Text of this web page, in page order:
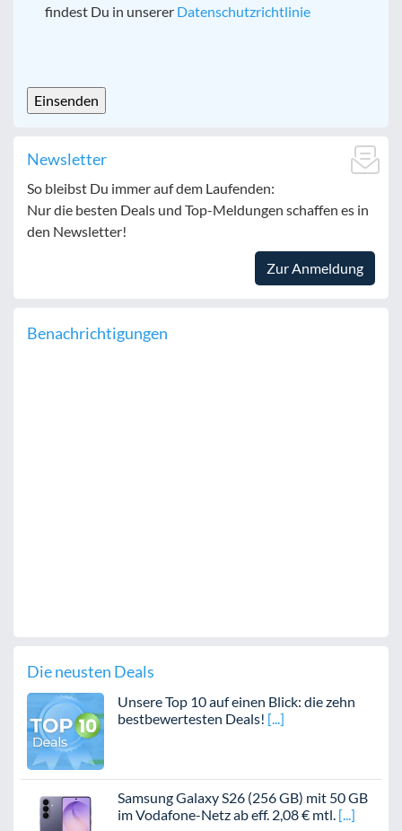
findest Du in unserer Datenschutzrichtlinie
Newsletter
So bleibst Du immer auf dem Laufenden:
Nur die besten Deals und Top-Meldungen schaffen es in
den Newsletter!
Zur Anmeldung
Benachrichtigungen
Die neusten Deals
Unsere Top 10 auf einen Blick: die zehn
bestbewertesten Deals!
Samsung Galaxy S26 (256 GB) mit 50 GB
im Vodafone-Netz ab eff. 2,08 € mtl.